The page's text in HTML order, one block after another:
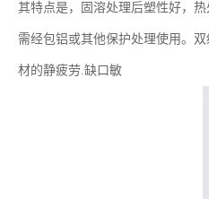
其特点是，固溶处理后塑性好，
需经包铝或其他保护处理使用。
材的静疲劳.缺口敏